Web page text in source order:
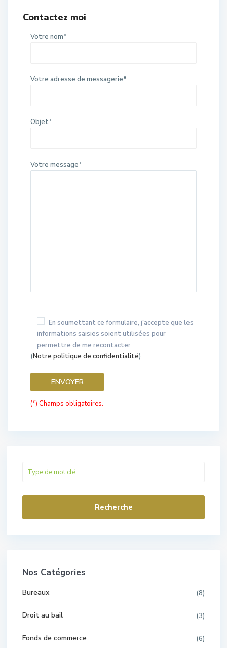
Contactez moi
Votre nom*
Votre adresse de messagerie*
Objet*
Votre message*
En soumettant ce formulaire, j'accepte que les
informations saisies soient utilisées pour
permettre de me recontacter
(Notre politique de confidentialité)
(*) Champs obligatoires.
Recherche
Nos Catégories
Bureaux (8)
Droit au bail (3)
Fonds de commerce (6)